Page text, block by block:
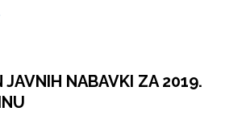
JAVNIH NABAVKI ZA 2019.